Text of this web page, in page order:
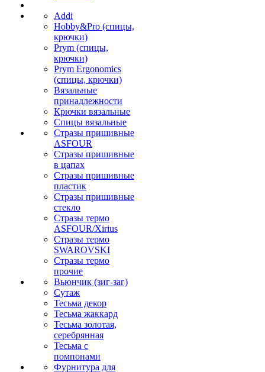
Addi
Hobby&Pro (спицы,
крючки)
Prym (спицы,
крючки)
Prym Ergonomics
(спицы, крючки)
Вязальные
принадлежности
Крючки вязальные
Спицы вязальные
Стразы пришивные
ASFOUR
Стразы пришивные
в цапах
Стразы пришивные
пластик
Стразы пришивные
стекло
Стразы термо
ASFOUR/Xirius
Стразы термо
SWAROVSKI
Стразы термо
прочие
Вьюнчик (зиг-заг)
Сутаж
Тесьма декор
Тесьма жаккард
Тесьма золотая,
серебрянная
Тесьма с
помпонами
Фурнитура для